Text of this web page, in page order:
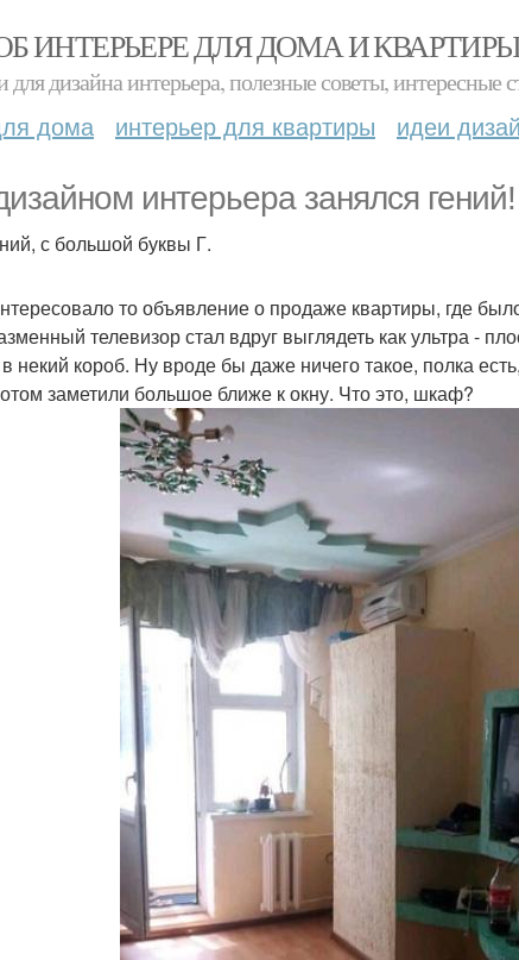
ИНТЕРЬЕРЕ ДЛЯ ДОМА И
дизайна интерьера, полезные советы, интересные
дома интерьер для квартиры идеи
интерьера занялся гений!
с большой буквы Г.
то объявление о продаже квартиры, где
телевизор стал вдруг выглядеть как ультра -
некий короб. Ну вроде бы даже ничего такое, полка
заметили большое ближе к окну. Что это, шкаф?